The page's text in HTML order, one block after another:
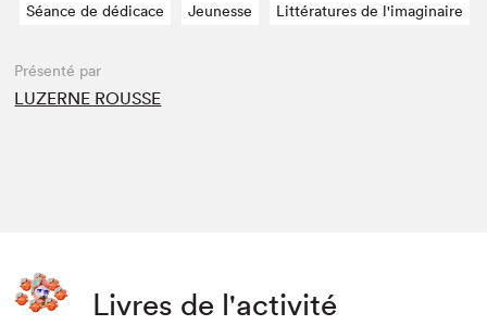
Séance de dédicace Jeunesse Littératures de l'imaginaire
Présenté par
LUZERNE ROUSSE
Livres de l'activité